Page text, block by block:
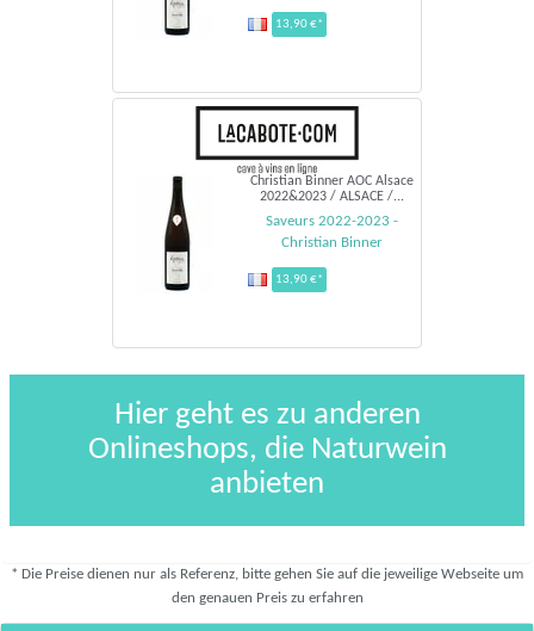
13,90 €*
Christian Binner AOC Alsace
2022&2023 / ALSACE /...
Saveurs 2022-2023 -
Christian Binner
13,90 €*
Hier geht es zu anderen
Onlineshops, die Naturwein
anbieten
* Die Preise dienen nur als Referenz, bitte gehen Sie auf die jeweilige Webseite um
den genauen Preis zu erfahren